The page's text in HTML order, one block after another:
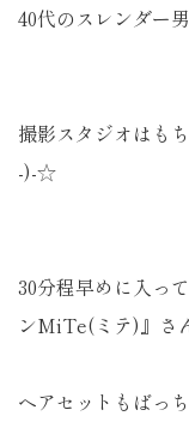
40代のスレンダー
撮影スタジオはも
-)-☆
30分程早めに入っ
ンMiTe(ミテ)』さ
ヘアセットもばっ